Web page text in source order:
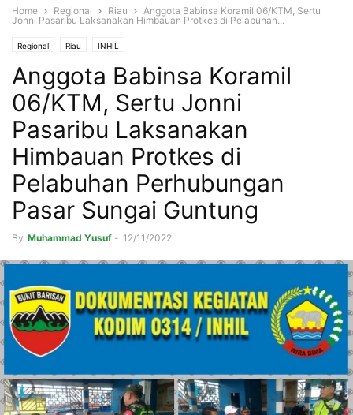
Home Regional Riau
Anggota Babinsa Koramil 06/KTM, Sertu
Jonni Pasaribu Laksanakan Himbauan Protkes di Pelabuhan...
Regional Riau INHIL
Anggota Babinsa Koramil
06/KTM, Sertu Jonni
Pasaribu Laksanakan
Himbauan Protkes di
Pelabuhan Perhubungan
Pasar Sungai Guntung
By Muhammad Yusuf - 12/11/2022